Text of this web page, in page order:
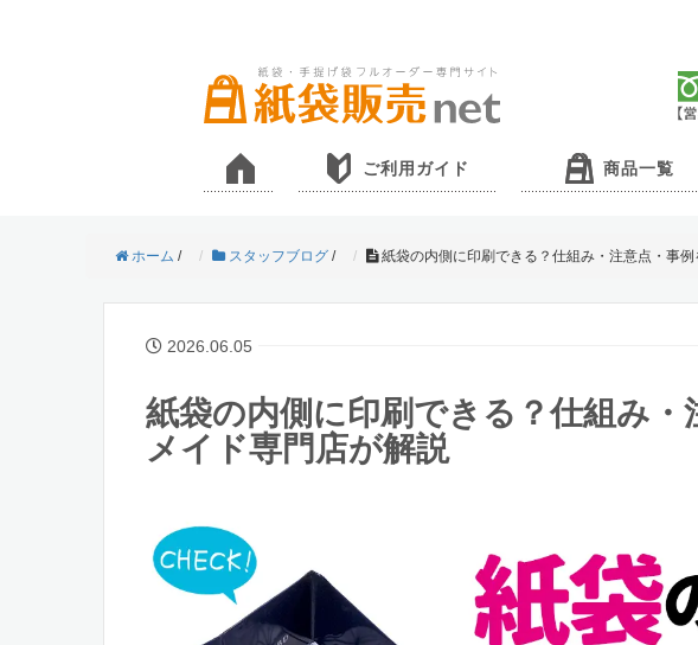
ご利用ガイド 商品一覧
ホーム / スタッフブログ / 紙袋の内側に印刷できる？仕組み・注意点・事
2026.06.05
紙袋の内側に印刷できる？仕組み・
メイド専門店が解説